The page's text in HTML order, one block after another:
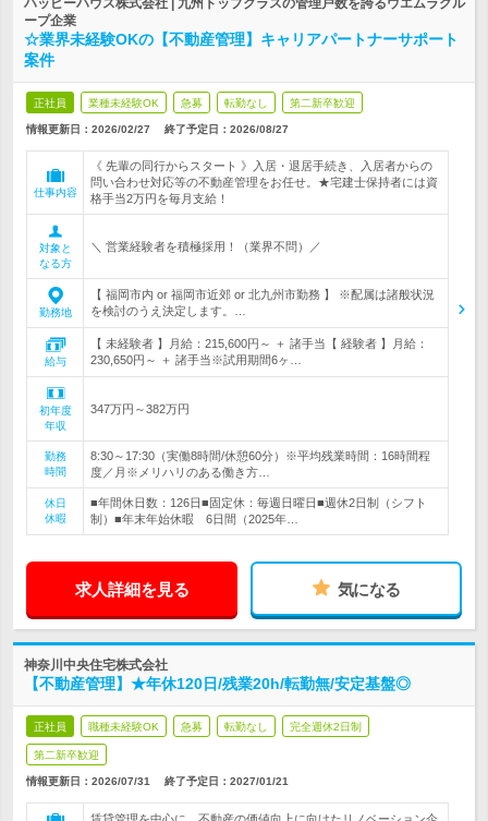
ハッピーハウス株式会社 | 九州トップクラスの管理戸数を誇るウエムラグル
ープ企業
☆業界未経験OKの【不動産管理】キャリアパートナーサポート
案件
正社員 業種未経験OK 急募 転勤なし 第二新卒歓迎
情報更新日：2026/02/27 終了予定日： 2026/08/27
仕事内容
《 先輩の同行からスタート 》入居・退居手続き、入居者からの
問い合わせ対応等の不動産管理をお任せ。★宅建士保持者には資
格手当2万円を毎月支給！
対象と
なる方
＼ 営業経験者を積極採用！（業界不問）／
勤務地
【 福岡市内 or 福岡市近郊 or 北九州市勤務 】 ※配属は諸般状況
を検討のうえ決定します。…
給与
【 未経験者 】月給：215,600円～ ＋ 諸手当【 経験者 】月給：
230,650円～ ＋ 諸手当※試用期間6ヶ…
初年度
年収
347万円～382万円
勤務
時間
8:30～17:30（実働8時間/休憩60分）※平均残業時間：16時間程
度／月※メリハリのある働き方…
休日
休暇
■年間休日数：126日■固定休：毎週日曜日■週休2日制（シフト
制）■年末年始休暇 6日間（2025年…
求人詳細を見る 気になる
神奈川中央住宅株式会社
【不動産管理】★年休120日/残業20h/転勤無/安定基盤◎
正社員 職種未経験OK 急募 転勤なし 完全週休2日制
第二新卒歓迎
情報更新日：2026/07/31 終了予定日： 2027/01/21